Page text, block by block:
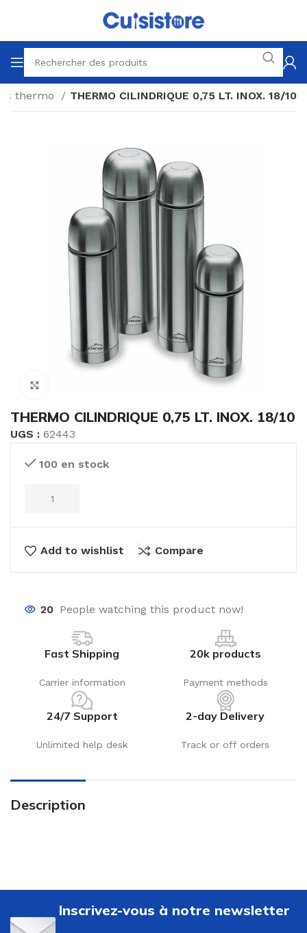
thermo THERMO CILINDRIQUE 0,75 LT. INOX. 18/10
THERMO CILINDRIQUE 0,75 LT. INOX. 18/10
UGS : 62443
100 en stock
Add to wishlist Compare
20 People watching this product now!
Fast Shipping
Carrier information
20k products
Payment methods
24/7 Support
Unlimited help desk
2-day Delivery
Track or off orders
Description
Inscrivez-vous à notre newsletter